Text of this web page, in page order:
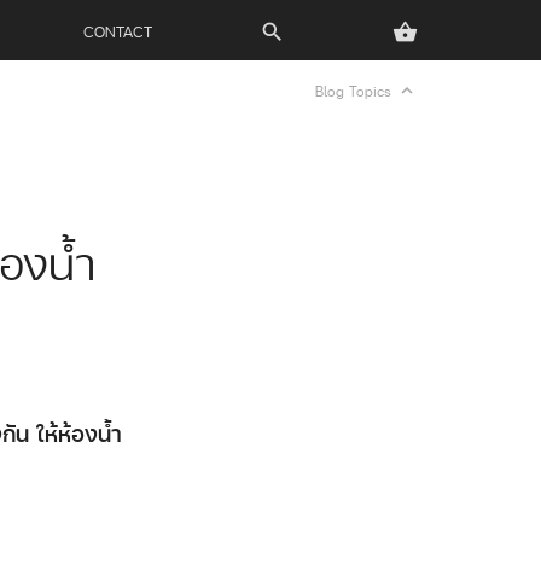
CONTACT search shopping_basket
Blog Topics expand_less
งน้ำ
น ให้ห้องน้ำ